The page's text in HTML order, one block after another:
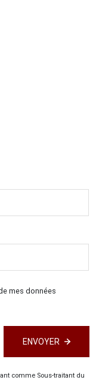
mes données
ENVOYER
comme Sous-traitant du